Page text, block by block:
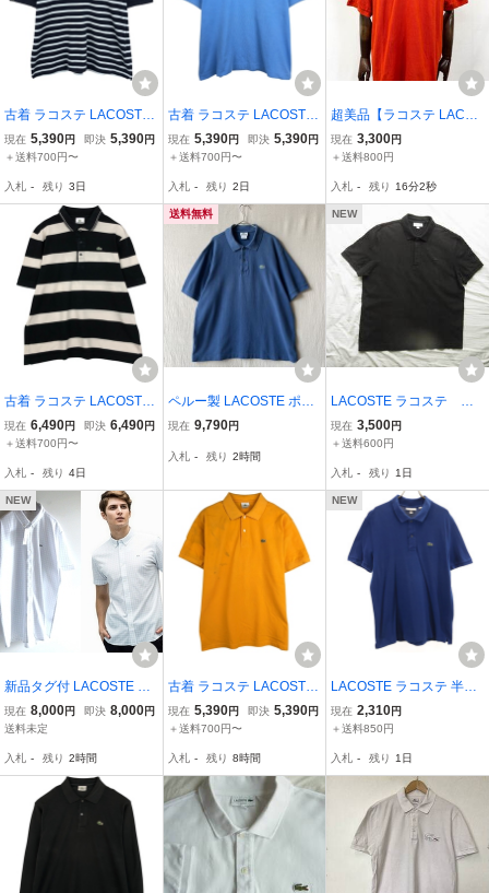
古着 ラコステ LACOSTE
フランス企画 半袖 ポロシ
ャツ 6 メンズXL相当 /eaa
現在 5,390円 即決 5,390円
＋送料700円〜
入札 - 残り 3日
古着 ラコステ LACOSTE
フランス企画 半袖 ポロシ
ャツ 6 メンズXL相当 /eaa
現在 5,390円 即決 5,390円
＋送料700円〜
入札 - 残り 2日
超美品【ラコステ LACOS
TE】鹿の子生地 半袖 ポ
ロシャツ (メンズ) size6
◎
現在 3,300円
＋送料800円
入札 - 残り 16分1秒
古着 ラコステ LACOSTE
半袖 ボーダー ポロシャツ
6 メンズXL相当 /eaa6352
現在 6,490円 即決 6,490円
＋送料700円〜
入札 - 残り 4日
送料無料
ペルー製 LACOSTE ポロ
シャツ / 6 コットン ブル
テージ T5-05044-9272
現在 9,790円
入札 - 残り 2時間
NEW
LACOSTE ラコステ ス
トレッチ鹿の子素材 フ
ロント比翼仕様 ポロシ
ク 色褪せ有り PH552
2
現在 3,500円
＋送料600円
入札 - 残り 1日
NEW
新品タグ付 LACOSTE シ
ルバーラコステ PH794E
銀ワニ チェック柄 フルオ
R:6/US:XL ホワイト ライ
トブルー ネコポス
現在 8,000円 即決 8,000円
送料未定
入札 - 残り 2時間
古着 ラコステ LACOSTE
フランス企画 半袖 ポロシ
ャツ 6 メンズXL相当 /eaa
現在 5,390円 即決 5,390円
＋送料700円〜
入札 - 残り 8時間
NEW
LACOSTE ラコステ 半袖
ポロシャツ XL ブルー系
鹿の子地 メンズ
現在 2,310円
＋送料850円
入札 - 残り 1日